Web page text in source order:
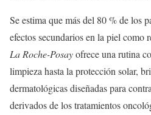
Se estima que más del 80 % de los
efectos secundarios en la piel como
La Roche-Posayofrece una rutina
limpieza hasta la protección solar,
dermatológicas diseñadas para
derivados de los tratamientos